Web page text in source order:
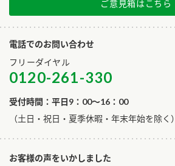
ご意見箱はこちら
電話でのお問い合わせ
フリーダイヤル
0120-261-330
受付時間：平日9：00～16：00
​（土日・祝日・夏季休暇・年末年始を除く）
お客様の声をいかしました